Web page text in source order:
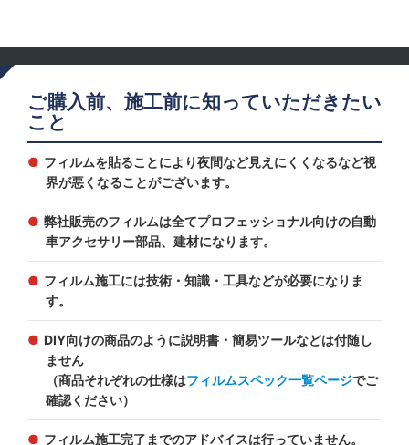
ご購入前、施工前に知っていただきたい
こと
フィルムを貼ることにより夜間など見えにくくなるなど視
界が悪くなることがございます。
弊社販売のフィルムは全てプロフェッショナル向けの自動
車アクセサリー部品、建材になります。
フィルム施工には技術・知識・工具などが必要になりま
す。
DIY向けの商品のように説明書・簡易ツールなどは付随し
ません
（商品それぞれの仕様はフィルムスペック一覧ページでご
確認ください）
フィルム施工完了までのアドバイスは行っていません。